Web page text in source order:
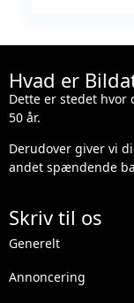
Hvad er
Dette er stedet hvor
50 år.
Derudover giver vi
andet spændende
Skriv til os
Generelt
Annoncering